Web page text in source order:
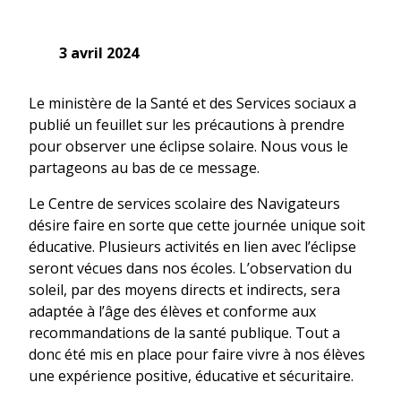
3 avril 2024
Le ministère de la Santé et des Services sociaux a
publié un feuillet sur les précautions à prendre
pour observer une éclipse solaire. Nous vous le
partageons au bas de ce message.
Le Centre de services scolaire des Navigateurs
désire faire en sorte que cette journée unique soit
éducative. Plusieurs activités en lien avec l’éclipse
seront vécues dans nos écoles. L’observation du
soleil, par des moyens directs et indirects, sera
adaptée à l’âge des élèves et conforme aux
recommandations de la santé publique. Tout a
donc été mis en place pour faire vivre à nos élèves
une expérience positive, éducative et sécuritaire.